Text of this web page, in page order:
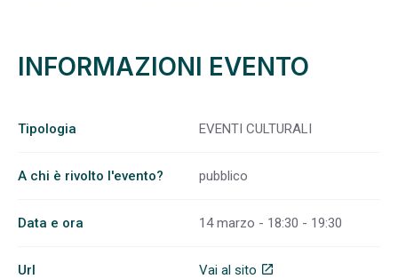
INFORMAZIONI EVENTO
Tipologia EVENTI CULTURALI
A chi è rivolto l'evento? pubblico
Data e ora 14 marzo - 18:30 - 19:30
Url Vai al sito open_in_new